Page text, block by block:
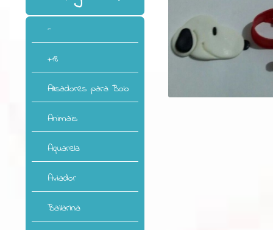
-
+18
Alisadores para Bolo
Animais
Aquarela
Aviador
Bailarina